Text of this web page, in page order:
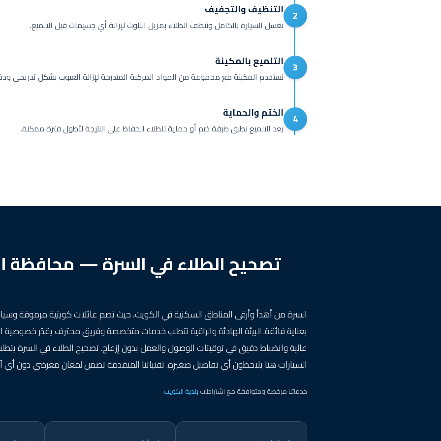
2 التنظيف والتجفيف
نغسل السيارة بالكامل وننظف الطلاء بمزيل التلوث لإزالة أي جسيمات قبل التلميع.
3 التلميع بالمكينة
نستخدم المكينة مع مجموعة من المواد المركبة المتدرجة لإزالة العيوب بشكل تدريجي
4 الختم والحماية
بعد التلميع نطبق طبقة ختم أو حماية للطلاء للحفاظ على النتيجة لأطول فترة ممكنة.
تصحيح الطلاء في السرة — محافظة
السرة من أهدأ وأرقى المناطق السكنية في الكويت، حيث تضم عائلات كويتية مرموقة
بعناية فائقة. البيئة الهادئة والراقية تتطلب خدمات متخصصة وفريق محترف يقدّر
عالية وانضباط دقيق في توقيتات الوصول والعمل بدون إزعاج. تصحيح الطلاء في السرة
السيارات هنا يلاحظون أي تفاصيل صغيرة. تقنياتنا المتقدمة تضمن لمعان معرضي دون أي
خدماتنا مرخصة ومتوافقة مع اشتراطاتبلدية الكويت.